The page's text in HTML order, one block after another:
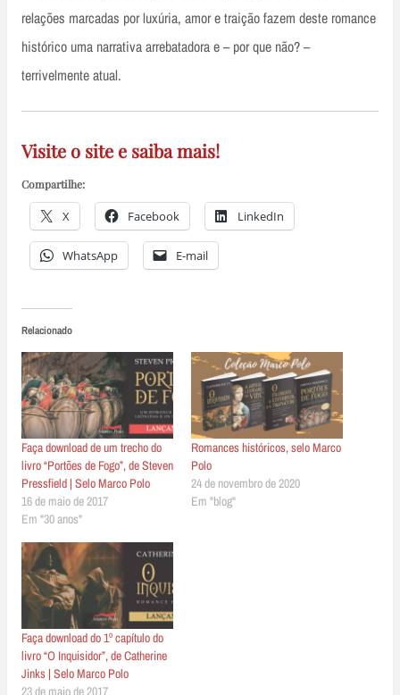
relações marcadas por luxúria, amor e traição fazem deste romance
histórico uma narrativa arrebatadora e – por que não? –
terrivelmente atual.
Visite o site e saiba mais!
Compartilhe:
X Facebook LinkedIn
WhatsApp E-mail
Relacionado
Faça download de um trecho do
livro “Portões de Fogo”, de Steven
Pressfield | Selo Marco Polo
16 de maio de 2017
Em "30 anos"
Romances históricos, selo Marco
Polo
24 de novembro de 2020
Em "blog"
Faça download do 1º capítulo do
livro “O Inquisidor”, de Catherine
Jinks | Selo Marco Polo
23 de maio de 2017